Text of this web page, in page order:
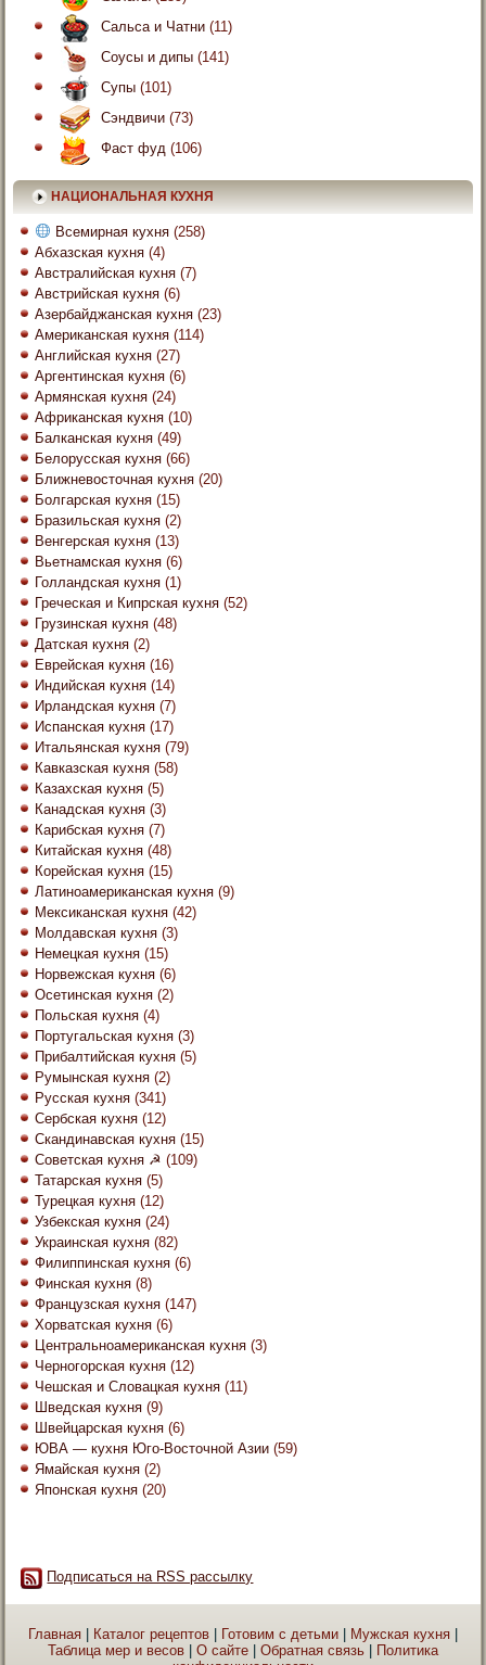
Сальса и Чатни (11)
Соусы и дипы (141)
Супы (101)
Сэндвичи (73)
Фаст фуд (106)
НАЦИОНАЛЬНАЯ КУХНЯ
Всемирная кухня (258)
Абхазская кухня (4)
Австралийская кухня (7)
Австрийская кухня (6)
Азербайджанская кухня (23)
Американская кухня (114)
Английская кухня (27)
Аргентинская кухня (6)
Армянская кухня (24)
Африканская кухня (10)
Балканская кухня (49)
Белорусская кухня (66)
Ближневосточная кухня (20)
Болгарская кухня (15)
Бразильская кухня (2)
Венгерская кухня (13)
Вьетнамская кухня (6)
Голландская кухня (1)
Греческая и Кипрская кухня (52)
Грузинская кухня (48)
Датская кухня (2)
Еврейская кухня (16)
Индийская кухня (14)
Ирландская кухня (7)
Испанская кухня (17)
Итальянская кухня (79)
Кавказская кухня (58)
Казахская кухня (5)
Канадская кухня (3)
Карибская кухня (7)
Китайская кухня (48)
Корейская кухня (15)
Латиноамериканская кухня (9)
Мексиканская кухня (42)
Молдавская кухня (3)
Немецкая кухня (15)
Норвежская кухня (6)
Осетинская кухня (2)
Польская кухня (4)
Португальская кухня (3)
Прибалтийская кухня (5)
Румынская кухня (2)
Русская кухня (341)
Сербская кухня (12)
Скандинавская кухня (15)
Советская кухня ☭ (109)
Татарская кухня (5)
Турецкая кухня (12)
Узбекская кухня (24)
Украинская кухня (82)
Филиппинская кухня (6)
Финская кухня (8)
Французская кухня (147)
Хорватская кухня (6)
Центральноамериканская кухня (3)
Черногорская кухня (12)
Чешская и Словацкая кухня (11)
Шведская кухня (9)
Швейцарская кухня (6)
ЮВА — кухня Юго-Восточной Азии (59)
Ямайская кухня (2)
Японская кухня (20)
Подписаться на RSS рассылку
Главная | Каталог рецептов | Готовим с детьми | Мужская кухня |
Таблица мер и весов | О сайте | Обратная связь | Политика